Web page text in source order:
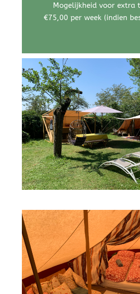
Mogelijkheid voor extra
€75,00 per week (indien